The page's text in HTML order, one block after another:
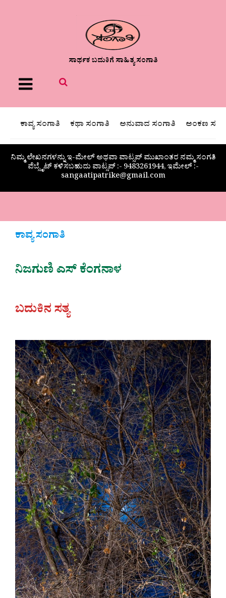
ಸಾರ್ಥಕ ಬದುಕಿಗೆ ಸಾಹಿತ್ಯ ಸಂಗಾತಿ
Menu
ಕಾವ್ಯ ಸಂಗಾತಿ ಕಥಾ ಸಂಗಾತಿ ಅನುವಾದ ಸಂಗಾತಿ ಅಂಕಣ
ನಿಮ್ಮ ಲೇಖನಗಳನ್ನು ಇ-ಮೇಲ್ ಅಥವಾ ವಾಟ್ಸಪ್ ಮುಖಾಂತರ ನಮ್ಮ ಸಂಗತಿ
ವೆಬ್ಸೈಟ್ ಕಳಿಸಬಹುದು ವಾಟ್ಸಪ್‌ :- 9483261944, ಇಮೇಲ್ :-
sangaatipatrike@gmail.com
ಕಾವ್ಯ ಸಂಗಾತಿ
ನಿಜಗುಣಿ ಎಸ್ ಕೆಂಗನಾಳ
ಬದುಕಿನ ಸತ್ಯ